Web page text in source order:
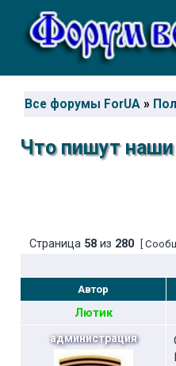
Все форумы ForUA »
Что пишут
Страница 58 из 280 [
Автор
Лютик
администрация